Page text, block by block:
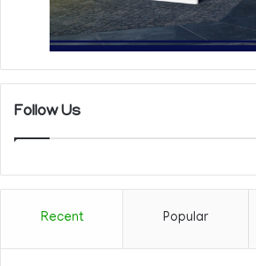
Follow Us
Recent Popular